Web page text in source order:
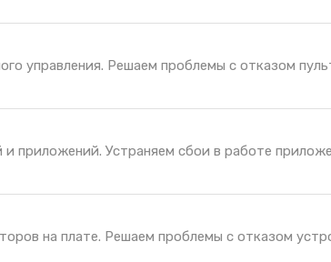
управления. Решаем проблемы с отказом
приложений. Устраняем сбои в работе
на плате. Решаем проблемы с отказом